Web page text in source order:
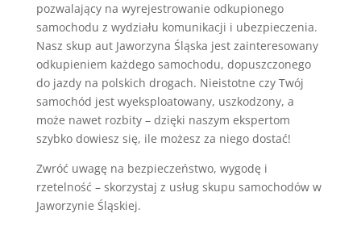
pozwalający na wyrejestrowanie odkupionego
samochodu z wydziału komunikacji i ubezpieczenia.
Nasz skup aut Jaworzyna Śląska jest zainteresowany
odkupieniem każdego samochodu, dopuszczonego
do jazdy na polskich drogach. Nieistotne czy Twój
samochód jest wyeksploatowany, uszkodzony, a
może nawet rozbity – dzięki naszym ekspertom
szybko dowiesz się, ile możesz za niego dostać!
Zwróć uwagę na bezpieczeństwo, wygodę i
rzetelność – skorzystaj z usług skupu samochodów w
Jaworzynie Śląskiej.